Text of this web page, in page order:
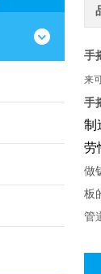
手
来
手
制
劳
做
板
管